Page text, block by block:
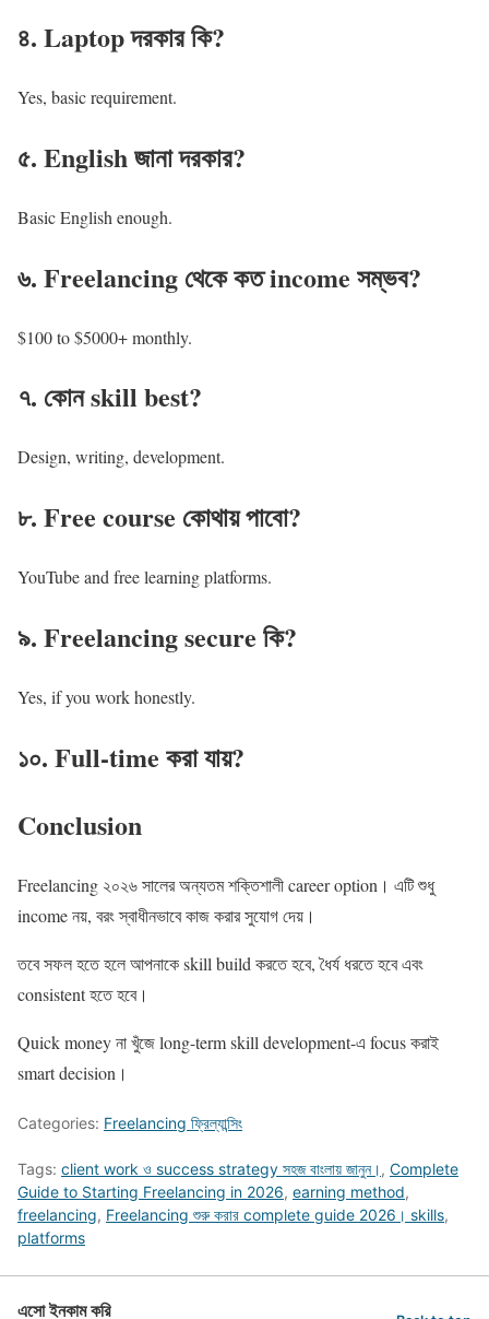
৪. Laptop দরকার কি?
Yes, basic requirement.
৫. English জানা দরকার?
Basic English enough.
৬. Freelancing থেকে কত income সম্ভব?
$100 to $5000+ monthly.
৭. কোন skill best?
Design, writing, development.
৮. Free course কোথায় পাবো?
YouTube and free learning platforms.
৯. Freelancing secure কি?
Yes, if you work honestly.
১০. Full-time করা যায়?
Conclusion
Freelancing ২০২৬ সালের অন্যতম শক্তিশালী career option। এটি শুধু
income নয়, বরং স্বাধীনভাবে কাজ করার সুযোগ দেয়।
তবে সফল হতে হলে আপনাকে skill build করতে হবে, ধৈর্য ধরতে হবে এবং
consistent হতে হবে।
Quick money না খুঁজে long-term skill development-এ focus করাই
smart decision।
Categories: Freelancing ফ্রিল্যান্সিং
Tags: client work ও success strategy সহজ বাংলায় জানুন।, Complete
Guide to Starting Freelancing in 2026, earning method,
freelancing, Freelancing শুরু করার complete guide 2026। skills,
platforms
এসো ইনকাম করি